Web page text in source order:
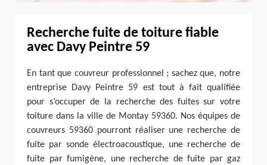
Recherche fuite de toiture fiable
avec Davy Peintre 59
En tant que couvreur professionnel ; sachez que, notre
entreprise Davy Peintre 59 est tout à fait qualifiée
pour s’occuper de la recherche des fuites sur votre
toiture dans la ville de Montay 59360. Nos équipes de
couvreurs 59360 pourront réaliser une recherche de
fuite par sonde électroacoustique, une recherche de
fuite par fumigène, une recherche de fuite par gaz